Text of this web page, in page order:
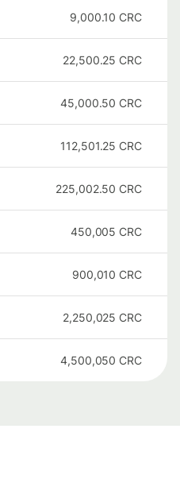
9,000.10 CRC
22,500.25 CRC
45,000.50 CRC
112,501.25 CRC
225,002.50 CRC
450,005 CRC
900,010 CRC
2,250,025 CRC
4,500,050 CRC